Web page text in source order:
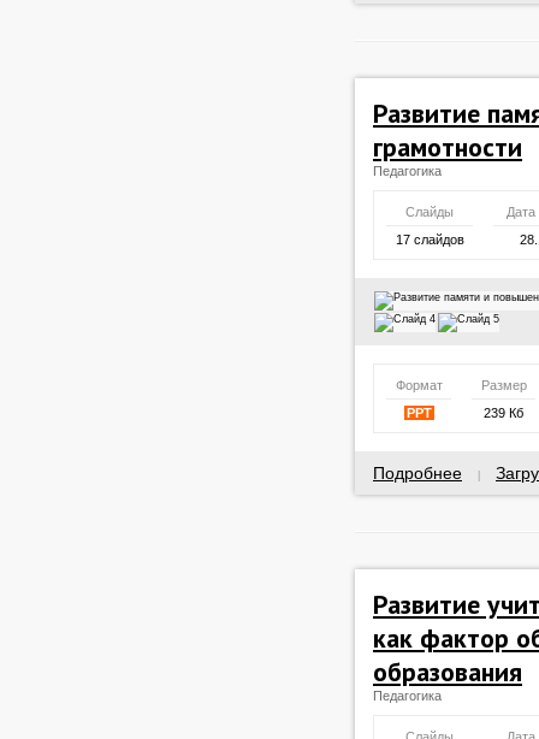
Развитие
грамотности
Педагогика
Слайды
Дата
17 слайдов
Формат
Размер
PPT
239 Кб
Подробнее
Развитие
как фактор
образования
Педагогика